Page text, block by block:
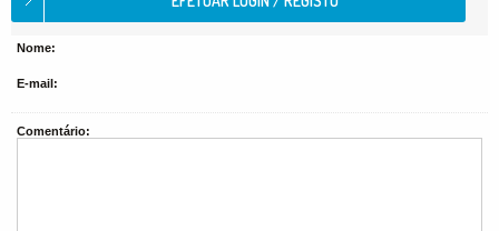
Nome:
E-mail:
Comentário: